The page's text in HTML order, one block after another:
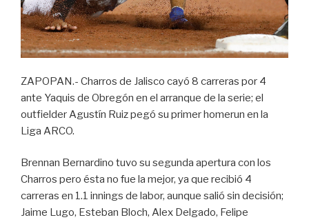
ZAPOPAN.- Charros de Jalisco cayó 8 carreras por 4
ante Yaquis de Obregón en el arranque de la serie; el
outfielder Agustín Ruiz pegó su primer homerun en la
Liga ARCO.
Brennan Bernardino tuvo su segunda apertura con los
Charros pero ésta no fue la mejor, ya que recibió 4
carreras en 1.1 innings de labor, aunque salió sin decisión;
Jaime Lugo, Esteban Bloch, Alex Delgado, Felipe